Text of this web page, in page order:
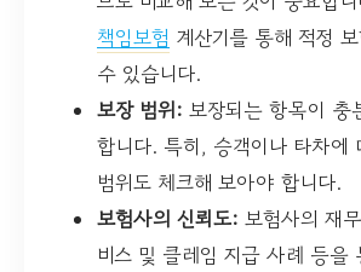
책임보험 계산기를 통해 적정
수 있습니다.
보장 범위: 보장되는 항목이 충
합니다. 특히, 승객이나 타차에
범위도 체크해 보아야 합니다.
보험사의 신뢰도: 보험사의 재
비스 및 클레임 지급 사례 등을